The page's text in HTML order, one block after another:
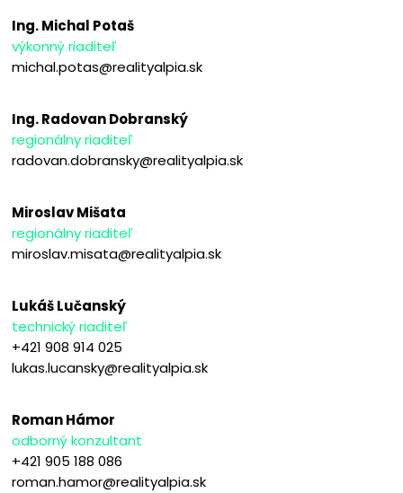
Ing. Michal Potaš
výkonný riaditeľ
michal.potas@realityalpia.sk
Ing. Radovan Dobranský
regionálny riaditeľ
radovan.dobransky@realityalpia.sk
Miroslav Mišata
regionálny riaditeľ
miroslav.misata@realityalpia.sk
Lukáš Lučanský
technický riaditeľ
+421 908 914 025
lukas.lucansky@realityalpia.sk
Roman Hámor
odborný konzultant
+421 905 188 086
roman.hamor@realityalpia.sk